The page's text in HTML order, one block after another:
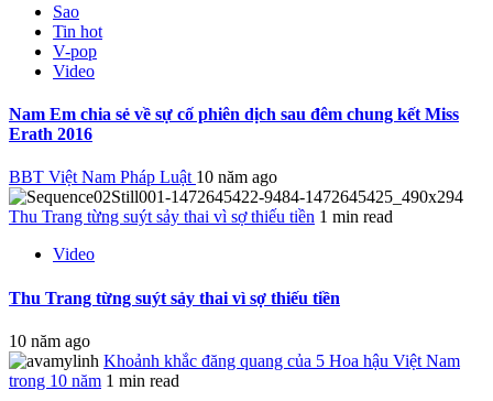
Sao
Tin hot
V-pop
Video
Nam Em chia sẻ về sự cố phiên dịch sau đêm chung kết Miss
Erath 2016
BBT Việt Nam Pháp Luật 10 năm ago
Thu Trang từng suýt sảy thai vì sợ thiếu tiền 1 min read
Video
Thu Trang từng suýt sảy thai vì sợ thiếu tiền
10 năm ago
Khoảnh khắc đăng quang của 5 Hoa hậu Việt Nam
trong 10 năm 1 min read